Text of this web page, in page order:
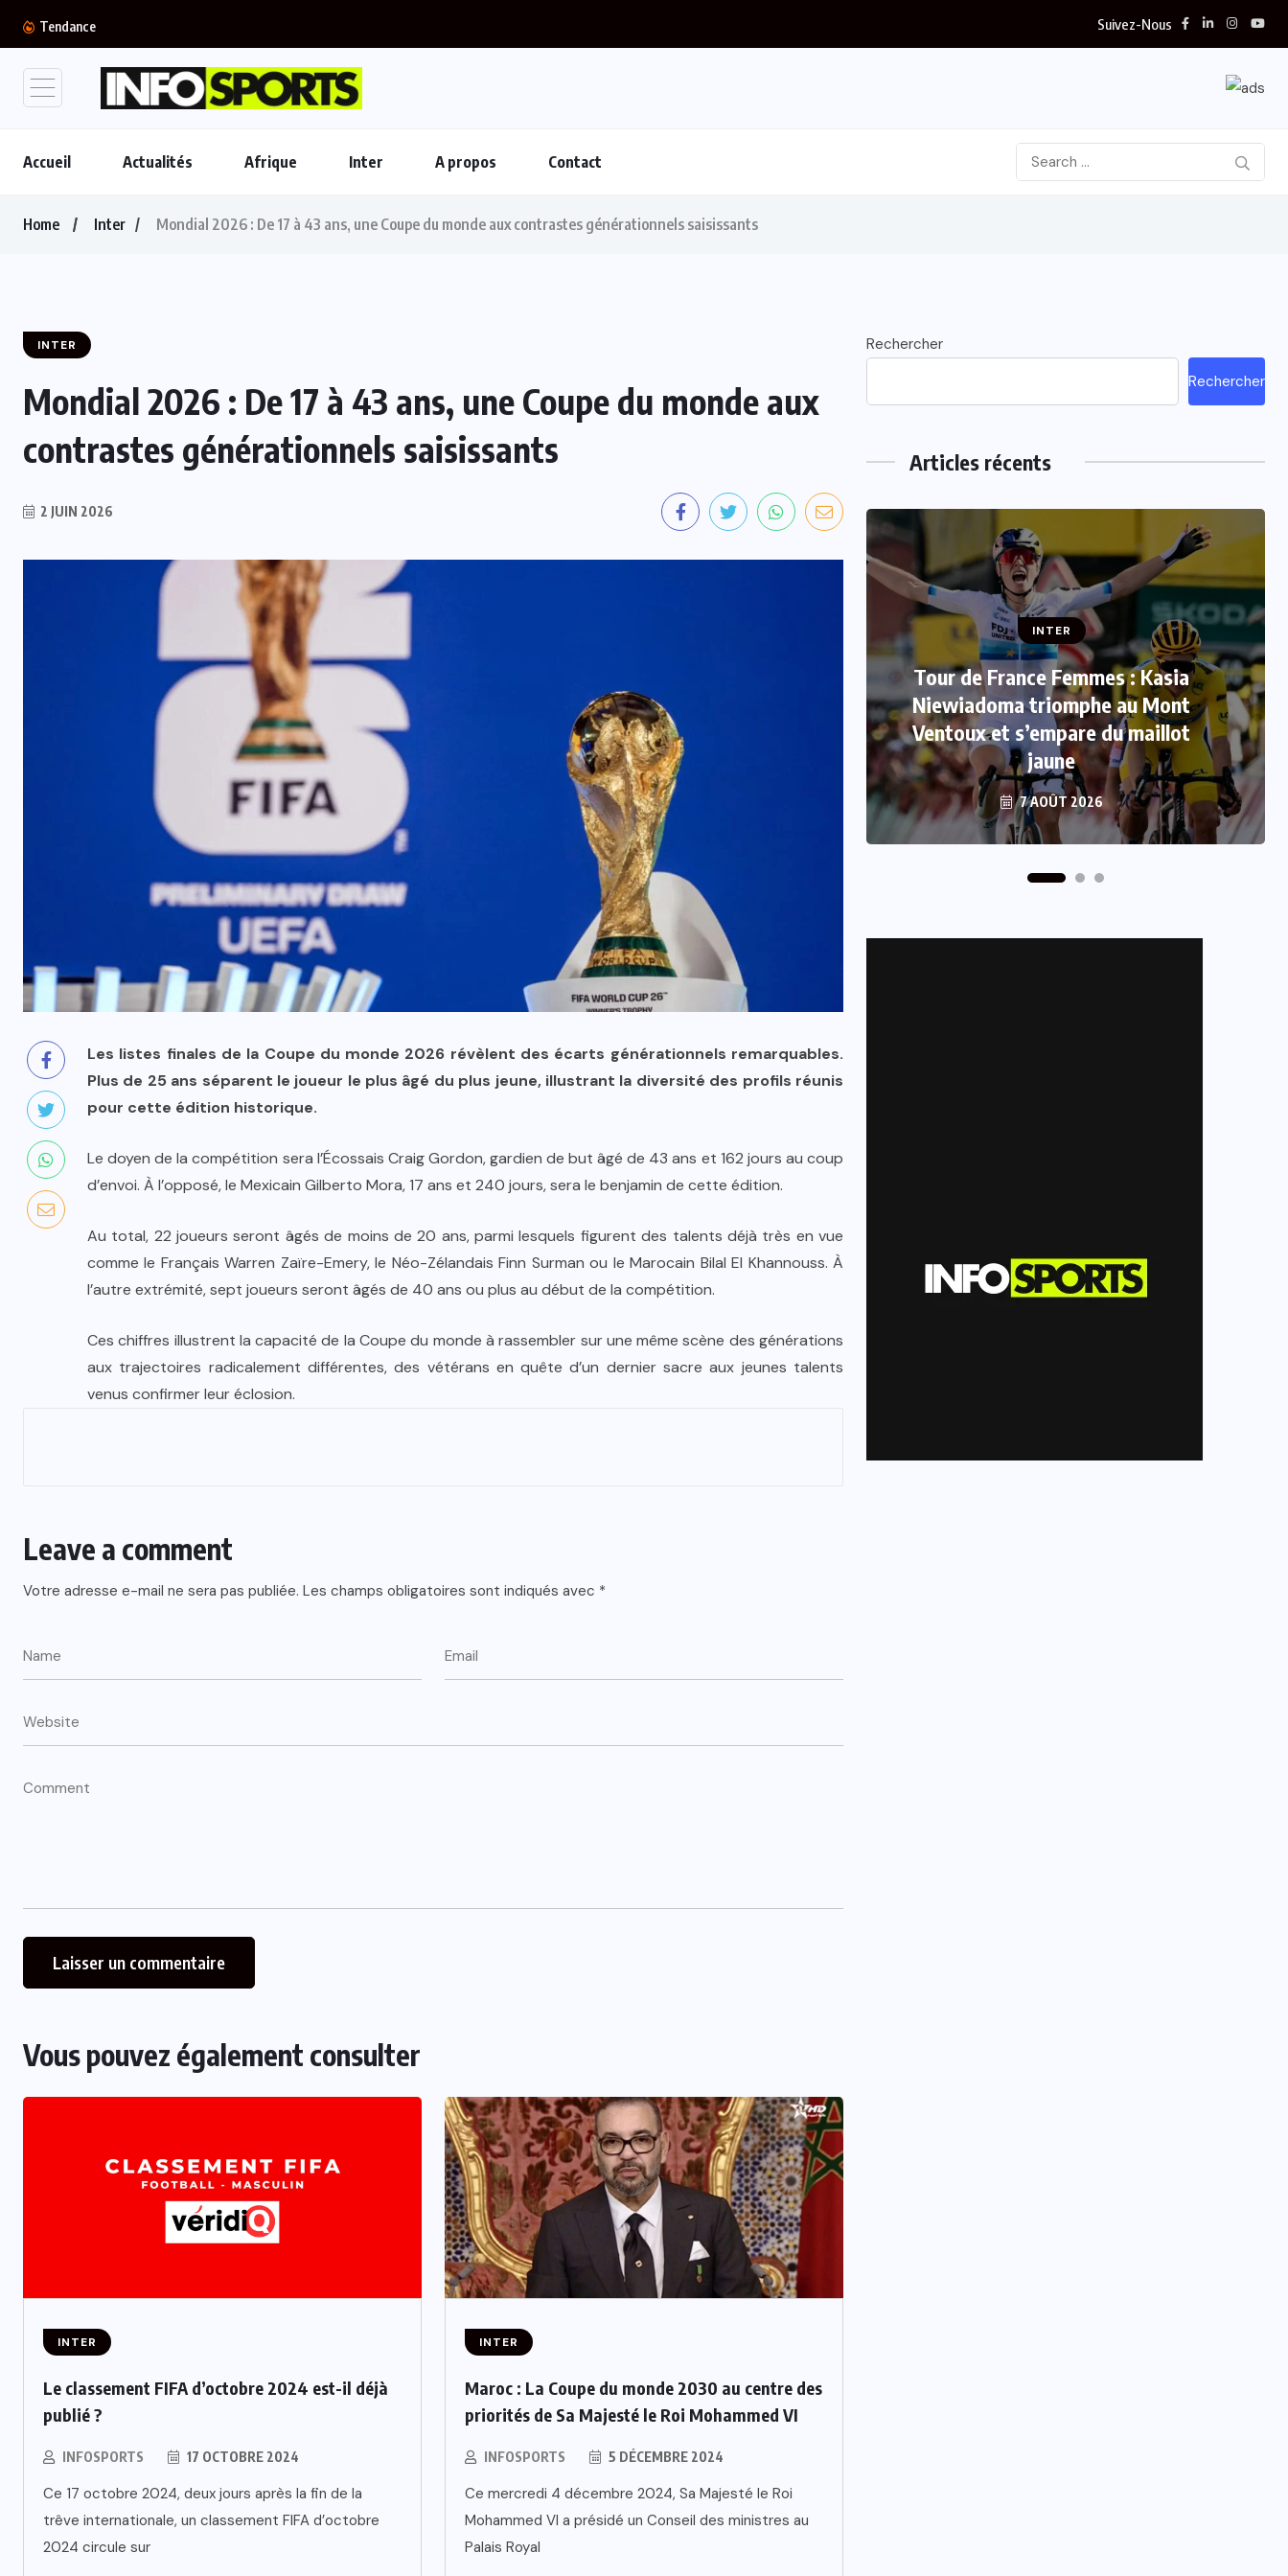
Tendance Suivez-Nous
Accueil Actualités Afrique Inter A propos Contact
Home Inter Mondial 2026 : De 17 à 43 ans, une Coupe du monde aux contrastes générationnels saisissants
INTER
Mondial 2026 : De 17 à 43 ans, une Coupe du monde aux
contrastes générationnels saisissants
2 JUIN 2026
Les listes finales de la Coupe du monde 2026 révèlent des écarts générationnels remarquables.
Plus de 25 ans séparent le joueur le plus âgé du plus jeune, illustrant la diversité des profils réunis
pour cette édition historique.
Le doyen de la compétition sera l’Écossais Craig Gordon, gardien de but âgé de 43 ans et 162 jours au coup
d’envoi. À l’opposé, le Mexicain Gilberto Mora, 17 ans et 240 jours, sera le benjamin de cette édition.
Au total, 22 joueurs seront âgés de moins de 20 ans, parmi lesquels figurent des talents déjà très en vue
comme le Français Warren Zaïre-Emery, le Néo-Zélandais Finn Surman ou le Marocain Bilal El Khannouss. À
l’autre extrémité, sept joueurs seront âgés de 40 ans ou plus au début de la compétition.
Ces chiffres illustrent la capacité de la Coupe du monde à rassembler sur une même scène des générations
aux trajectoires radicalement différentes, des vétérans en quête d’un dernier sacre aux jeunes talents
venus confirmer leur éclosion.
Leave a comment
Votre adresse e-mail ne sera pas publiée. Les champs obligatoires sont indiqués avec *
Vous pouvez également consulter
INTER
Le classement FIFA d’octobre 2024 est-il déjà
publié ?
INFOSPORTS 17 OCTOBRE 2024
Ce 17 octobre 2024, deux jours après la fin de la
trêve internationale, un classement FIFA d’octobre
2024 circule sur
INTER
Maroc : La Coupe du monde 2030 au centre des
priorités de Sa Majesté le Roi Mohammed VI
INFOSPORTS 5 DÉCEMBRE 2024
Ce mercredi 4 décembre 2024, Sa Majesté le Roi
Mohammed VI a présidé un Conseil des ministres au
Palais Royal
Rechercher
Rechercher
Articles récents
INTER
Mercato : Monaco s’intéresse à
Romelu Lukaku, Naples prêt à le
laisser partir
7 AOÛT 2026
INTER
Tour de France Femmes : Kasia
Niewiadoma triomphe au Mont
Ventoux et s’empare du maillot
jaune
7 AOÛT 2026
INTER
Mercato : Le FC Barcelone s’offre
Rodri pour 50 millions d’euros
7 AOÛT 2026